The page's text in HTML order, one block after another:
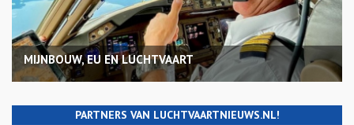
MIJNBOUW, EU EN LUCHTVAART
PARTNERS VAN LUCHTVAARTNIEUWS.NL!